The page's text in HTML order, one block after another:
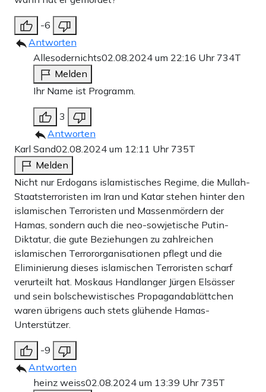
-6
Antworten
Allesodernichts02.08.2024 um 22:16 Uhr 734T
Melden
Ihr Name ist Programm.
3
Antworten
Karl Sand02.08.2024 um 12:11 Uhr 735T
Melden
Nicht nur Erdogans islamistisches Regime, die Mullah-
Staatsterroristen im Iran und Katar stehen hinter den
islamischen Terroristen und Massenmördern der
Hamas, sondern auch die neo-sowjetische Putin-
Diktatur, die gute Beziehungen zu zahlreichen
islamischen Terrororganisationen pflegt und die
Eliminierung dieses islamischen Terroristen scharf
verurteilt hat. Moskaus Handlanger Jürgen Elsässer
und sein bolschewistisches Propagandablättchen
waren übrigens auch stets glühende Hamas-
Unterstützer.
-9
Antworten
heinz weiss02.08.2024 um 13:39 Uhr 735T